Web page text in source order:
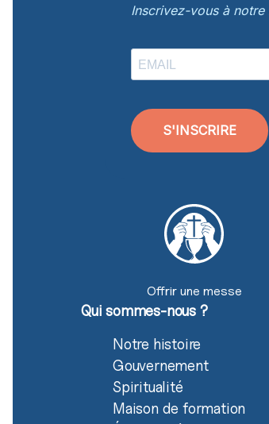
Inscrivez-vous à
S'INSCRIRE
Offrir une messe
Qui sommes-nous ?
Notre histoire
Gouvernement
Spiritualité
Maison de formation